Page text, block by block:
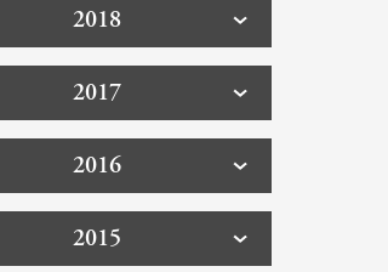
2018
2017
2016
2015